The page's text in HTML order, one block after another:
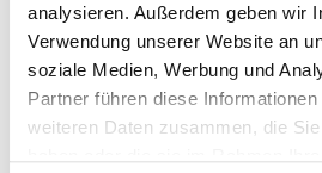
analysieren. Außerdem geben wir
Verwendung unserer Website an
soziale Medien, Werbung und
Partner führen diese
weiteren Daten zusammen, die
Die Qualität und Lebensdauer eines
mit denen eines neuen Lenkgetriebes
Durch die Verwendung von